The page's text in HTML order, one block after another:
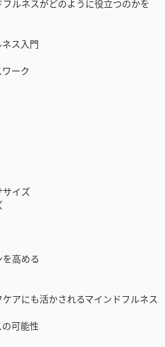
ルネスがどのように役立つのかを
ス入門
ーク
イズ
高める
アにも活かされるマインドフルネス
可能性